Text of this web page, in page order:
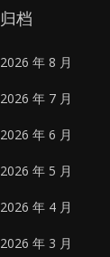
归档
2026 年 8 月
2026 年 7 月
2026 年 6 月
2026 年 5 月
2026 年 4 月
2026 年 3 月